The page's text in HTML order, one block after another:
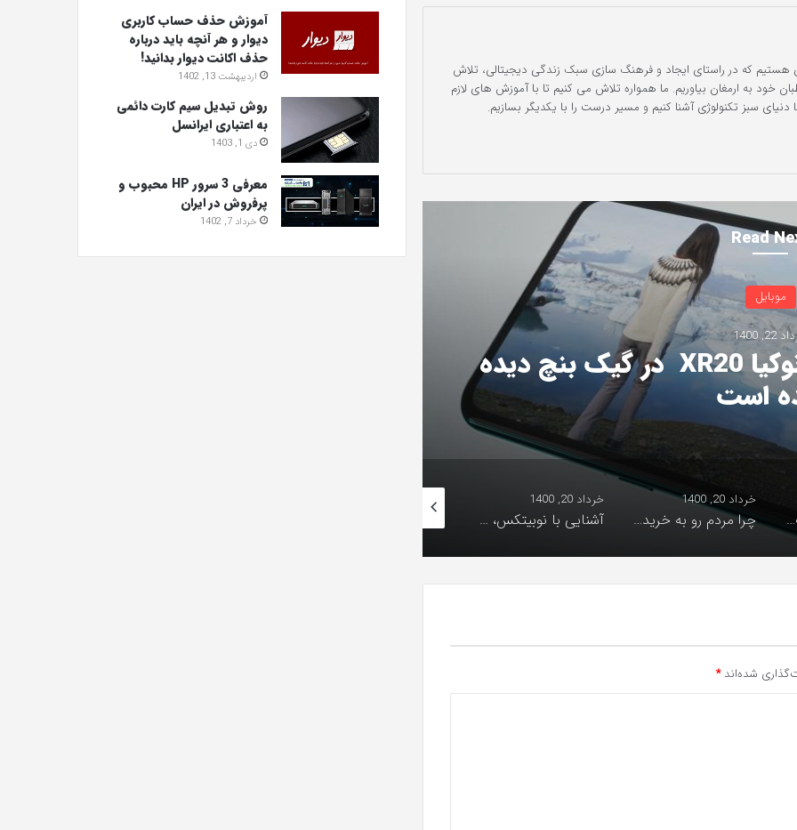
ای هستیم که در راستای ایجاد و فرهنگ سازی سبک زندگی دیجیتالی، تلاش
خود به ارمغان بیاوریم. ما همواره تلاش می کنیم تا با آموزش های لازم
دنیای سبز تکنولوژی آشنا کنیم و مسیر درست را با یکدیگر بسازیم.
Read
موبایل
1400
گوشی جدید نوکیا با نام نوکیا XR20 در گیک بنچ دیده
است
خرید لوله و اتصالات | برترین برندهای لوله و اتصالات ساختمانی در ایران
خرداد 20, 1400
چرا مردم رو به خرید لوازم منزل از سمساری آورده اند؟
خرداد 20, 1400
آشنایی با نوبیتکس، بزرگ‌ترین بازار ارز دیجیتال ایران
خرداد 21, 1400
شده‌اند*
آموزش حذف حساب کاربری
دیوار و هر آنچه باید درباره
حذف اکانت دیوار بدانید!
اردیبهشت 13, 1402
روش تبدیل سیم کارت دائمی
به اعتباری ایرانسل
دی 1, 1403
معرفی 3 سرور HP محبوب و
پرفروش در ایران
خرداد 7, 1402